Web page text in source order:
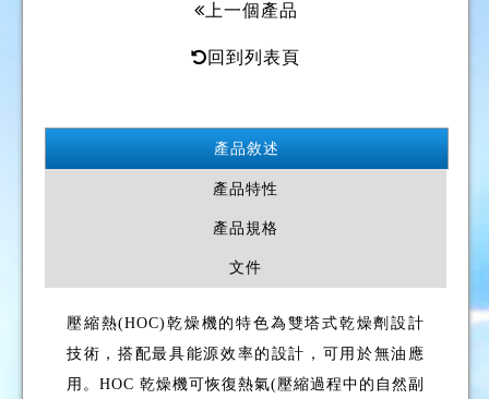
上一個產品
回到列表頁
產品敘述
產品特性
產品規格
文件
壓縮熱(HOC)乾燥機的特色為雙塔式乾燥劑設計
技術，搭配最具能源效率的設計，可用於無油應
用。HOC 乾燥機可恢復熱氣(壓縮過程中的自然副